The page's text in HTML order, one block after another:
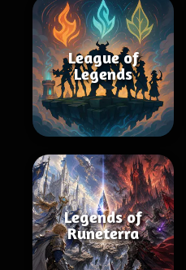
League of
Legends
Legends of
Runeterra